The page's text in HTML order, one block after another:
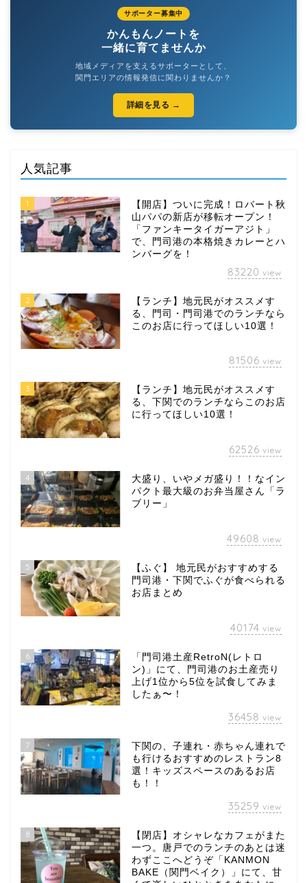
サポーター募集中
かんもんノートを
一緒に育てませんか
地域メディアを支えるサポーターとして、
関門エリアの情報発信に関わりませんか？
詳細を見る →
人気記事
1
【開店】ついに完成！ロバート秋
山パパの新店が移転オープン！
「ファンキータイガーアジト」
で、門司港の本格焼きカレーとハ
ンバーグを！
83220 view
2
【ランチ】地元民がオススメす
る、門司・門司港でのランチなら
このお店に行ってほしい10選！
81506 view
3
【ランチ】地元民がオススメす
る、下関でのランチならこのお店
に行ってほしい10選！
62526 view
4
大盛り、いやメガ盛り！！なイン
パクト最大級のお弁当屋さん「ラ
ブリー」
49608 view
5
【ふぐ】 地元民がおすすめする
門司港・下関でふぐが食べられる
お店まとめ
40174 view
6
「門司港土産RetroN(レトロ
ン)」にて、門司港のお土産売り
上げ1位から5位を試食してみま
したぁ〜！
36458 view
7
下関の、子連れ・赤ちゃん連れで
も行けるおすすめのレストラン8
選！キッズスペースのあるお店
も！！
35259 view
8
【閉店】オシャレなカフェがまた
一つ。唐戸でのランチのあとは迷
わずここへどうぞ「KANMON
BAKE（関門ベイク）」にて、甘